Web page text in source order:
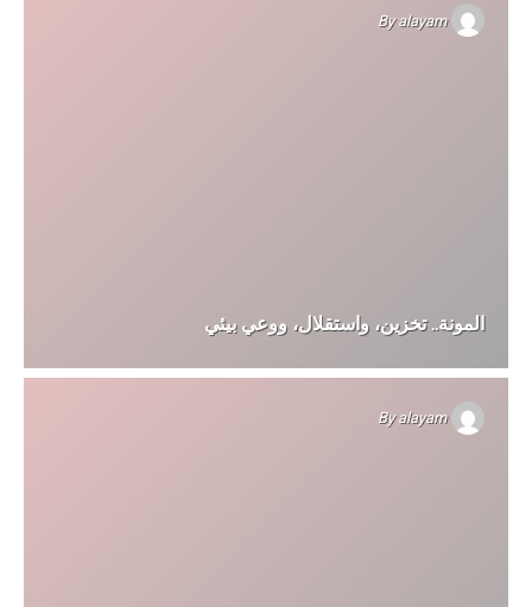
Byalayam
المونة.. تخزين، واستقلال، ووعي بيئي
Byalayam